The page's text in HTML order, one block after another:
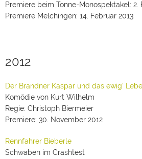
Premiere beim Tonne-Monospektakel: 2.
Premiere Melchingen: 14. Februar 2013
2012
Der Brandner Kaspar und das ewig‘
Komödie von Kurt Wilhelm
Regie: Christoph Biermeier
Premiere: 30. November 2012
Rennfahrer Bieberle
Schwaben im Crashtest